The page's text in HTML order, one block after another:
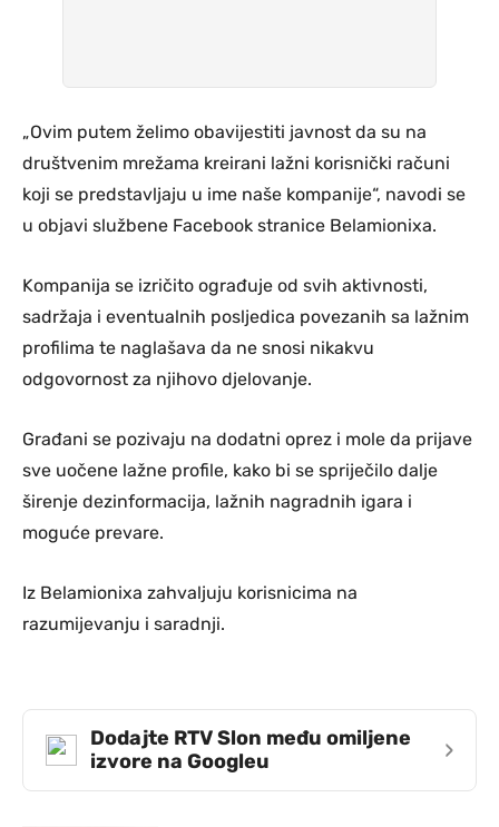
„Ovim putem želimo obavijestiti javnost da su na
društvenim mrežama kreirani lažni korisnički računi
koji se predstavljaju u ime naše kompanije“, navodi se
u objavi službene Facebook stranice Belamionixa.
Kompanija se izričito ograđuje od svih aktivnosti,
sadržaja i eventualnih posljedica povezanih sa lažnim
profilima te naglašava da ne snosi nikakvu
odgovornost za njihovo djelovanje.
Građani se pozivaju na dodatni oprez i mole da prijave
sve uočene lažne profile, kako bi se spriječilo dalje
širenje dezinformacija, lažnih nagradnih igara i
moguće prevare.
Iz Belamionixa zahvaljuju korisnicima na
razumijevanju i saradnji.
Dodajte RTV Slon među omiljene
izvore na Googleu
›